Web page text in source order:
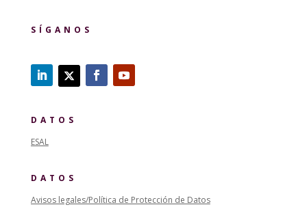
SÍGANOS
DATOS
ESAL
DATOS
Avisos legales/Política de Protección de Datos